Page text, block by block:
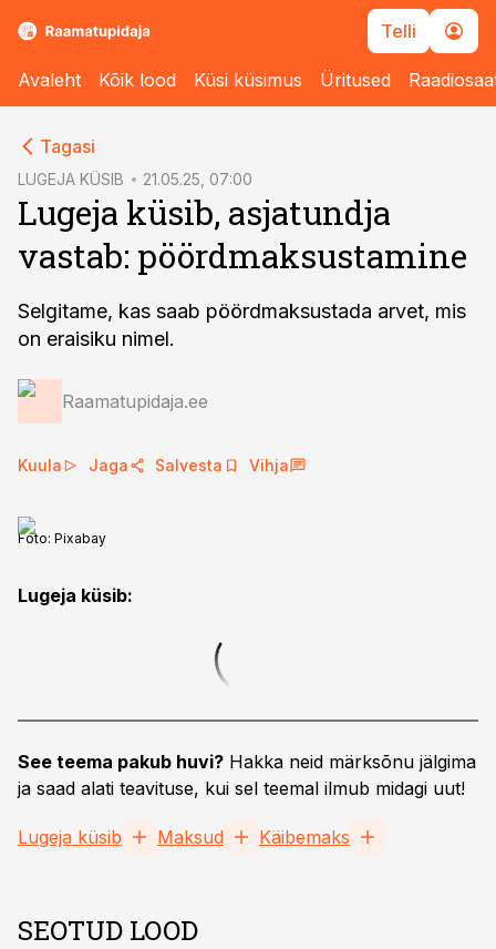
Telli
Avaleht Kõik lood Küsi küsimus Üritused
Tagasi
LUGEJA KÜSIB 21.05.25, 07:00
Lugeja küsib, asjatundja
vastab: pöördmaksustamine
Selgitame, kas saab pöördmaksustada arvet, mis
on eraisiku nimel.
Raamatupidaja.ee
Kuula Jaga Salvesta Vihja
Foto: Pixabay
Lugeja küsib:
See teema pakub huvi? Hakka neid märksõnu jälgima
ja saad alati teavituse, kui sel teemal ilmub midagi uut!
Lugeja küsib Maksud Käibemaks
SEOTUD LOOD